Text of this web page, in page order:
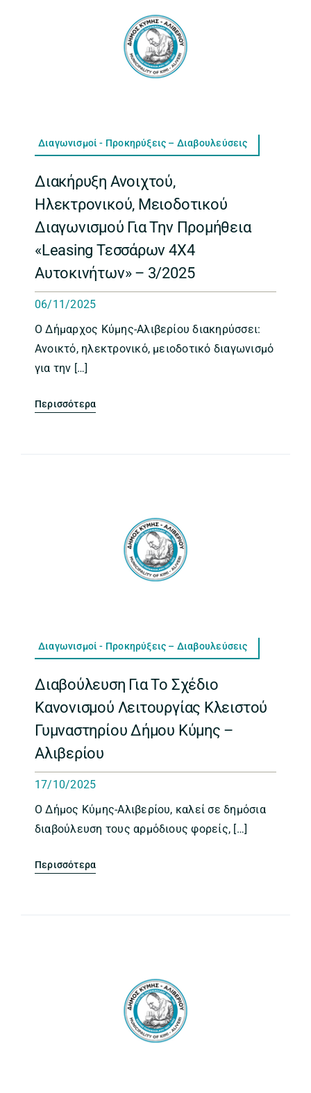
Διαγωνισμοί - Προκηρύξεις – Διαβουλεύσεις
Διακήρυξη Ανοιχτού,
Ηλεκτρονικού, Μειοδοτικού
Διαγωνισμού Για Την Προμήθεια
«Leasing Τεσσάρων 4Χ4
Αυτοκινήτων» – 3/2025
06/11/2025
Ο Δήμαρχος Κύμης-Αλιβερίου διακηρύσσει:
Ανοικτό, ηλεκτρονικό, μειοδοτικό διαγωνισμό
για την […]
Περισσότερα
Διαγωνισμοί - Προκηρύξεις – Διαβουλεύσεις
Διαβούλευση Για Το Σχέδιο
Κανονισμού Λειτουργίας Κλειστού
Γυμναστηρίου Δήμου Κύμης –
Αλιβερίου
17/10/2025
Ο Δήμος Κύμης-Αλιβερίου, καλεί σε δημόσια
διαβούλευση τους αρμόδιους φορείς, […]
Περισσότερα